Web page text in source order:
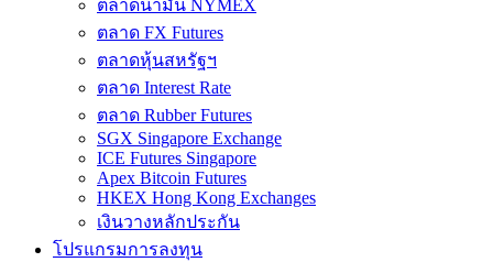
ตลาดน้ำมัน NYMEX
ตลาด FX Futures
ตลาดหุ้นสหรัฐฯ
ตลาด Interest Rate
ตลาด Rubber Futures
SGX Singapore Exchange
ICE Futures Singapore
Apex Bitcoin Futures
HKEX Hong Kong Exchanges
เงินวางหลักประกัน
โปรแกรมการลงทุน